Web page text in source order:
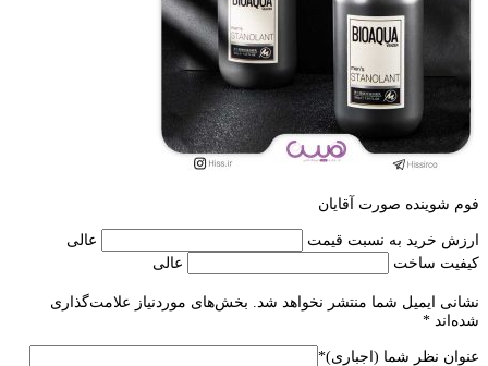
فوم شوینده صورت آقایان
ارزش خرید به نسبت قیمت
عالی
کیفیت ساخت
عالی
نشانی ایمیل شما منتشر نخواهد شد.
بخش‌های موردنیاز علامت‌گذاری
شده‌اند *
عنوان نظر شما (اجباری)*